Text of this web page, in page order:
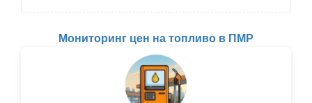
Мониторинг цен на топливо в ПМР